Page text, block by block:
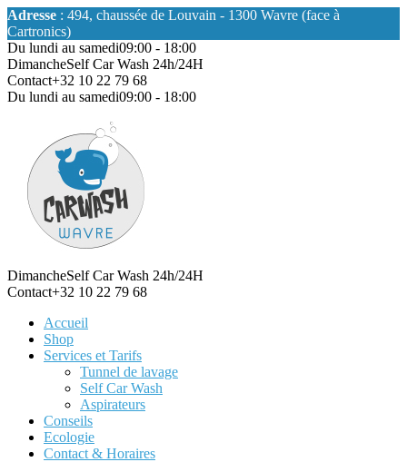
Adresse : 494, chaussée de Louvain - 1300 Wavre (face à
Cartronics)
Du lundi au samedi09:00 - 18:00
DimancheSelf Car Wash 24h/24H
Contact+32 10 22 79 68
Du lundi au samedi09:00 - 18:00
DimancheSelf Car Wash 24h/24H
Contact+32 10 22 79 68
Accueil
Shop
Services et Tarifs
Tunnel de lavage
Self Car Wash
Aspirateurs
Conseils
Ecologie
Contact & Horaires